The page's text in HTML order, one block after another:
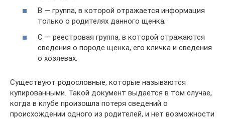
В — группа, в которой отражается информация
только о родителях данного щенка;
С — реестровая группа, в которой отражаются
сведения о породе щенка, его кличка и сведения
о хозяевах.
Существуют родословные, которые называются
купированными. Такой документ выдается в том случае,
когда в клубе произошла потеря сведений о
происхождении одного из родителей, и нет возможности